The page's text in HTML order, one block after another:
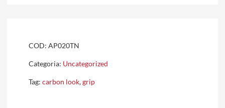
COD: AP020TN
Categoria: Uncategorized
Tag: carbon look,grip